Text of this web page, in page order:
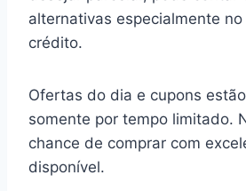
alternativas especialmente
crédito.
Ofertas do dia e cupons
somente por tempo limitado.
chance de comprar com
disponível.